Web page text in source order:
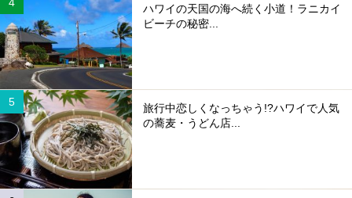
ハワイの天国の海へ続く小道！ラニカイ
ビーチの秘密...
旅行中恋しくなっちゃう!?ハワイで人気
の蕎麦・うどん店...